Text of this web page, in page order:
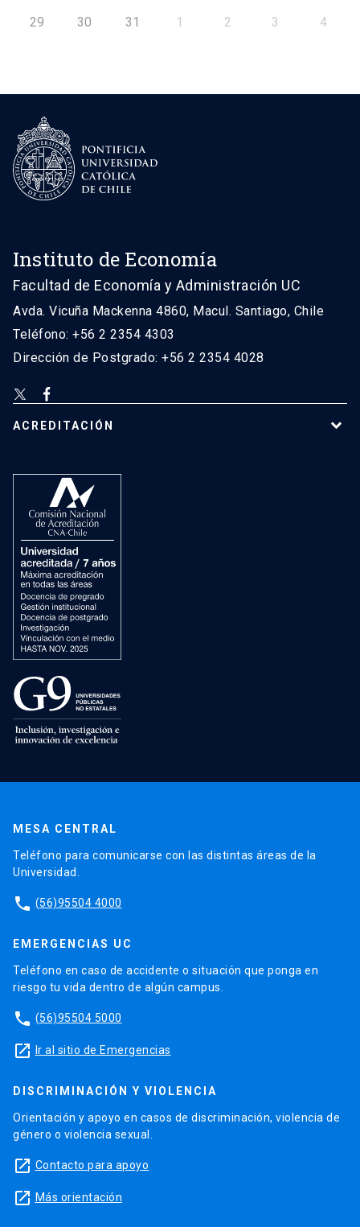
29 30 31 1 2 3 4
Instituto de Economía
Facultad de Economía y Administración UC
Avda. Vicuña Mackenna 4860, Macul. Santiago, Chile
Teléfono: +56 2 2354 4303
Dirección de Postgrado: +56 2 2354 4028
ACREDITACIÓN
MESA CENTRAL
Teléfono para comunicarse con las distintas áreas de la
Universidad.
phone (56)95504 4000
EMERGENCIAS UC
Teléfono en caso de accidente o situación que ponga en
riesgo tu vida dentro de algún campus.
phone (56)95504 5000
launch Ir al sitio de Emergencias
DISCRIMINACIÓN Y VIOLENCIA
Orientación y apoyo en casos de discriminación, violencia de
género o violencia sexual.
launch Contacto para apoyo
launch Más orientación